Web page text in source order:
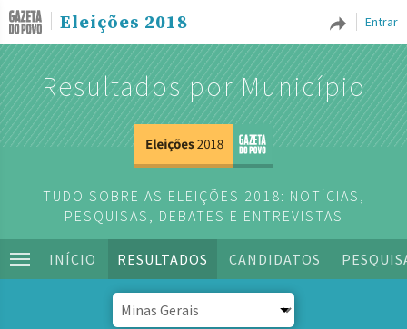
Entrar
Eleições 2018
Resultados por Município
TUDO SOBRE AS ELEIÇÕES 2018: NOTÍCIAS,
PESQUISAS, DEBATES E ENTREVISTAS
INÍCIO RESULTADOS CANDIDATOS